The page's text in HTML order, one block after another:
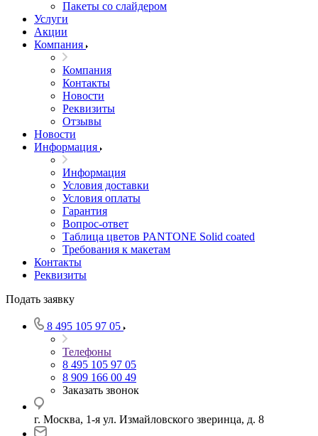
Пакеты со слайдером
Услуги
Акции
Компания
Компания
Контакты
Новости
Реквизиты
Отзывы
Новости
Информация
Информация
Условия доставки
Условия оплаты
Гарантия
Вопрос-ответ
Таблица цветов PANTONE Solid coated
Требования к макетам
Контакты
Реквизиты
Подать заявку
8 495 105 97 05
Телефоны
8 495 105 97 05
8 909 166 00 49
Заказать звонок
г. Москва, 1-я ул. Измайловского зверинца, д. 8